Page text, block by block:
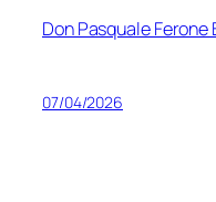
Don Pasquale Ferone
07/04/2026